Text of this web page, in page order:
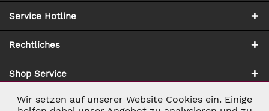
Service Hotline
Rechtliches
Shop Service
Zahlung & Versand
Notwendig Aktiv
Wir setzen auf unserer Website Cookies ein. Einige